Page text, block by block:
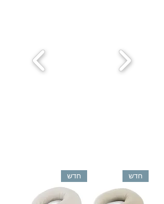
חדש חדש